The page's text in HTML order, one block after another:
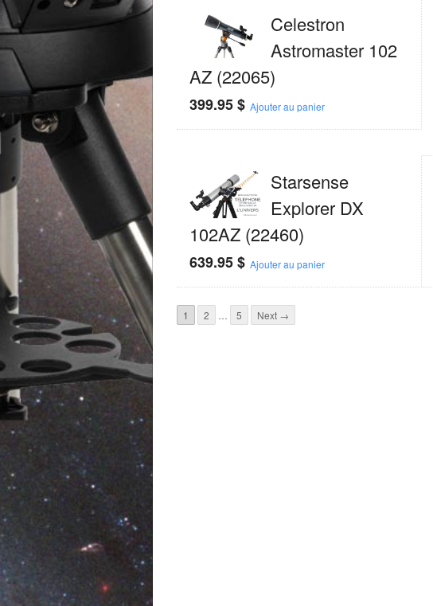
Celestron
Astromaster 102
AZ (22065)
399.95$ Ajouter au panier
Starsense
Explorer DX
102AZ (22460)
639.95$ Ajouter au panier
1 2 … 5 Next →